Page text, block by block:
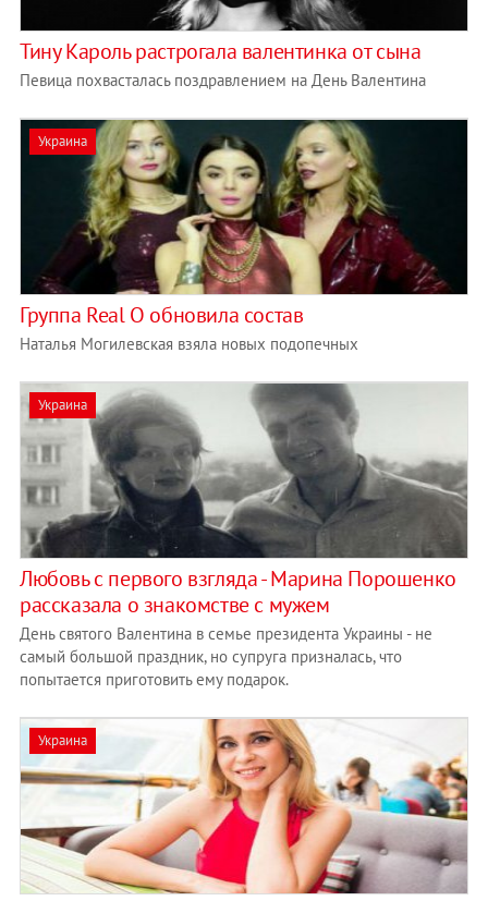
Тину Кароль растрогала валентинка от сына
Певица похвасталась поздравлением на День Валентина
Украина
Группа Real O обновила состав
Наталья Могилевская взяла новых подопечных
Украина
Любовь с первого взгляда - Марина Порошенко
рассказала о знакомстве с мужем
День святого Валентина в семье президента Украины - не
самый большой праздник, но супруга призналась, что
попытается приготовить ему подарок.
Украина